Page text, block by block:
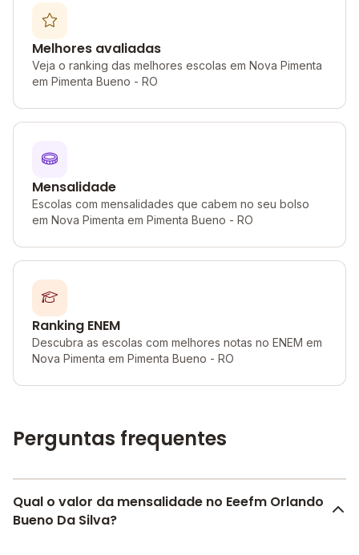
Melhores avaliadas
Veja o ranking das melhores escolas em Nova Pimenta
em Pimenta Bueno - RO
Mensalidade
Escolas com mensalidades que cabem no seu bolso
em Nova Pimenta em Pimenta Bueno - RO
Ranking ENEM
Descubra as escolas com melhores notas no ENEM em
Nova Pimenta em Pimenta Bueno - RO
Perguntas frequentes
Qual o valor da mensalidade no Eeefm Orlando
Bueno Da Silva?